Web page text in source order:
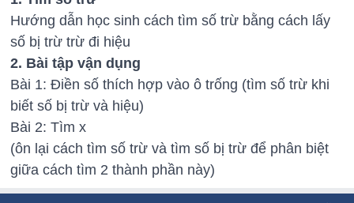
Hướng dẫn học sinh cách tìm số trừ bằng cách lấy
số bị trừ trừ đi hiệu
2. Bài tập vận dụng
Bài 1: Điền số thích hợp vào ô trống (tìm số trừ khi
biết số bị trừ và hiệu)
Bài 2: Tìm x
(ôn lại cách tìm số trừ và tìm số bị trừ để phân biệt
giữa cách tìm 2 thành phần này)